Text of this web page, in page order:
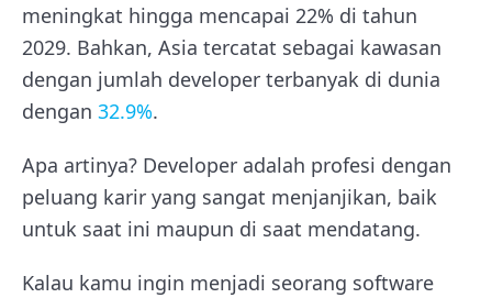
meningkat hingga mencapai 22% di tahun
2029. Bahkan, Asia tercatat sebagai kawasan
dengan jumlah developer terbanyak di dunia
dengan 32.9%.
Apa artinya? Developer adalah profesi dengan
peluang karir yang sangat menjanjikan, baik
untuk saat ini maupun di saat mendatang.
Kalau kamu ingin menjadi seorang software